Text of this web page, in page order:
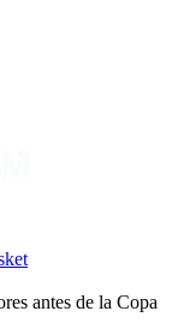
antes de la Copa